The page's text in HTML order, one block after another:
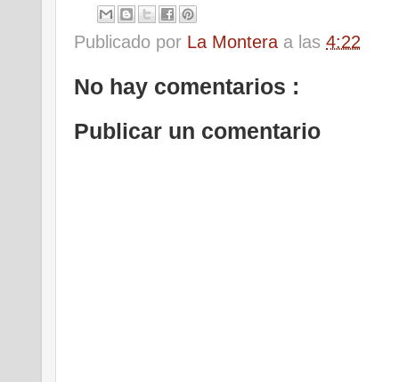
Publicado por La Montera a las 4:22
No hay comentarios :
Publicar un comentario